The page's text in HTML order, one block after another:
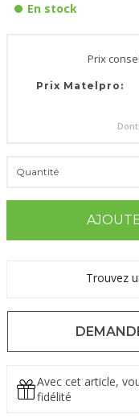
En stock
Prix
Prix Matelpro:
Dont
Quantité
Trouvez
Avec cet article,
fidélité